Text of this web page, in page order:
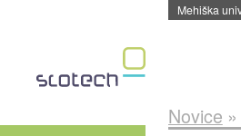
Evropska
Novice »